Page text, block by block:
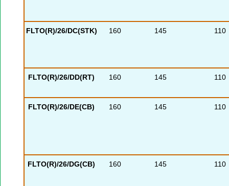
FLTO(R)/26/DC(STK) 160 145 110
FLTO(R)/26/DD(RT) 160 145 110
FLTO(R)/26/DE(CB) 160 145 110
FLTO(R)/26/DG(CB) 160 145 110